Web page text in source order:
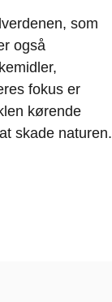
som
også
fokus er
kørende
skade naturen.